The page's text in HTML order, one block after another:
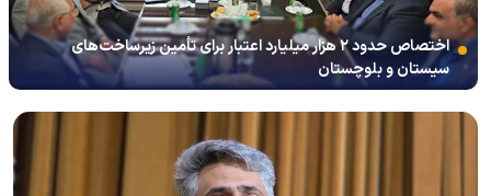
اختصاص حدود ۲ هزار میلیارد اعتبار برای تأمین زیرساخت‌های
سیستان و بلوچستان